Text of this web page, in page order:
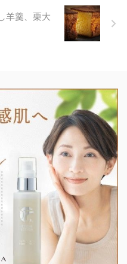
羊羹、栗大